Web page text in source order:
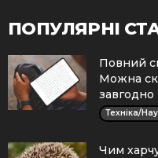
ПОПУЛЯРНІ
Повний
Можна
завгодно
Техніка/
Чим